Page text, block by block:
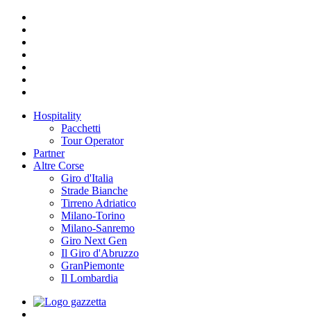
Hospitality
Pacchetti
Tour Operator
Partner
Altre Corse
Giro d'Italia
Strade Bianche
Tirreno Adriatico
Milano-Torino
Milano-Sanremo
Giro Next Gen
Il Giro d'Abruzzo
GranPiemonte
Il Lombardia